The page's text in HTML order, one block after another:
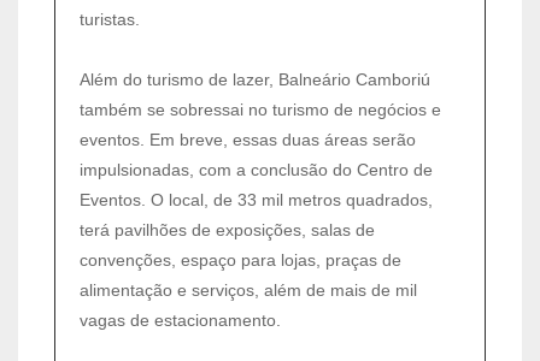
turistas.
Além do turismo de lazer, Balneário Camboriú
também se sobressai no turismo de negócios e
eventos. Em breve, essas duas áreas serão
impulsionadas, com a conclusão do Centro de
Eventos. O local, de 33 mil metros quadrados,
terá pavilhões de exposições, salas de
convenções, espaço para lojas, praças de
alimentação e serviços, além de mais de mil
vagas de estacionamento.